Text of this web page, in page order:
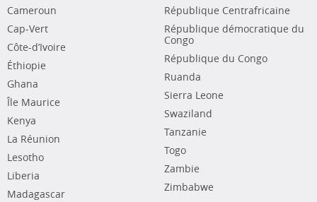
Cameroun
Cap-Vert
Côte-d’Ivoire
Éthiopie
Ghana
Île Maurice
Kenya
La Réunion
Lesotho
Liberia
Madagascar
République Centrafricaine
République démocratique du
Congo
République du Congo
Ruanda
Sierra Leone
Swaziland
Tanzanie
Togo
Zambie
Zimbabwe